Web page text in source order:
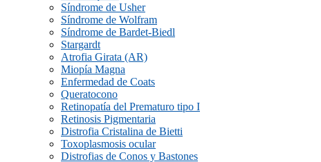
Síndrome de Usher
Síndrome de Wolfram
Síndrome de Bardet-Biedl
Stargardt
Atrofia Girata (AR)
Miopía Magna
Enfermedad de Coats
Queratocono
Retinopatí­a del Prematuro tipo I
Retinosis Pigmentaria
Distrofia Cristalina de Bietti
Toxoplasmosis ocular
Distrofias de Conos y Bastones